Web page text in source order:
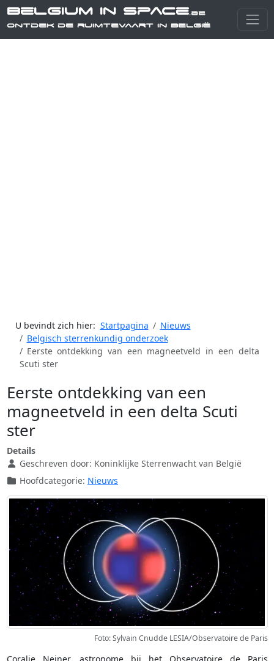
Belgium in Space.be
Ontdek de ruimtevaart in België
U bevindt zich hier: Startpagina
Nieuws
Belgisch sterrenkundig onderzoek
Eerste ontdekking van een magneetveld in een delta
Scuti ster
Eerste ontdekking van een
magneetveld in een delta Scuti
ster
Details
Geschreven door: Koninklijke Sterrenwacht van België
Hoofdcategorie: Nieuws
Foto: Sylvain Cnudde LESIA/Observatoire de Paris